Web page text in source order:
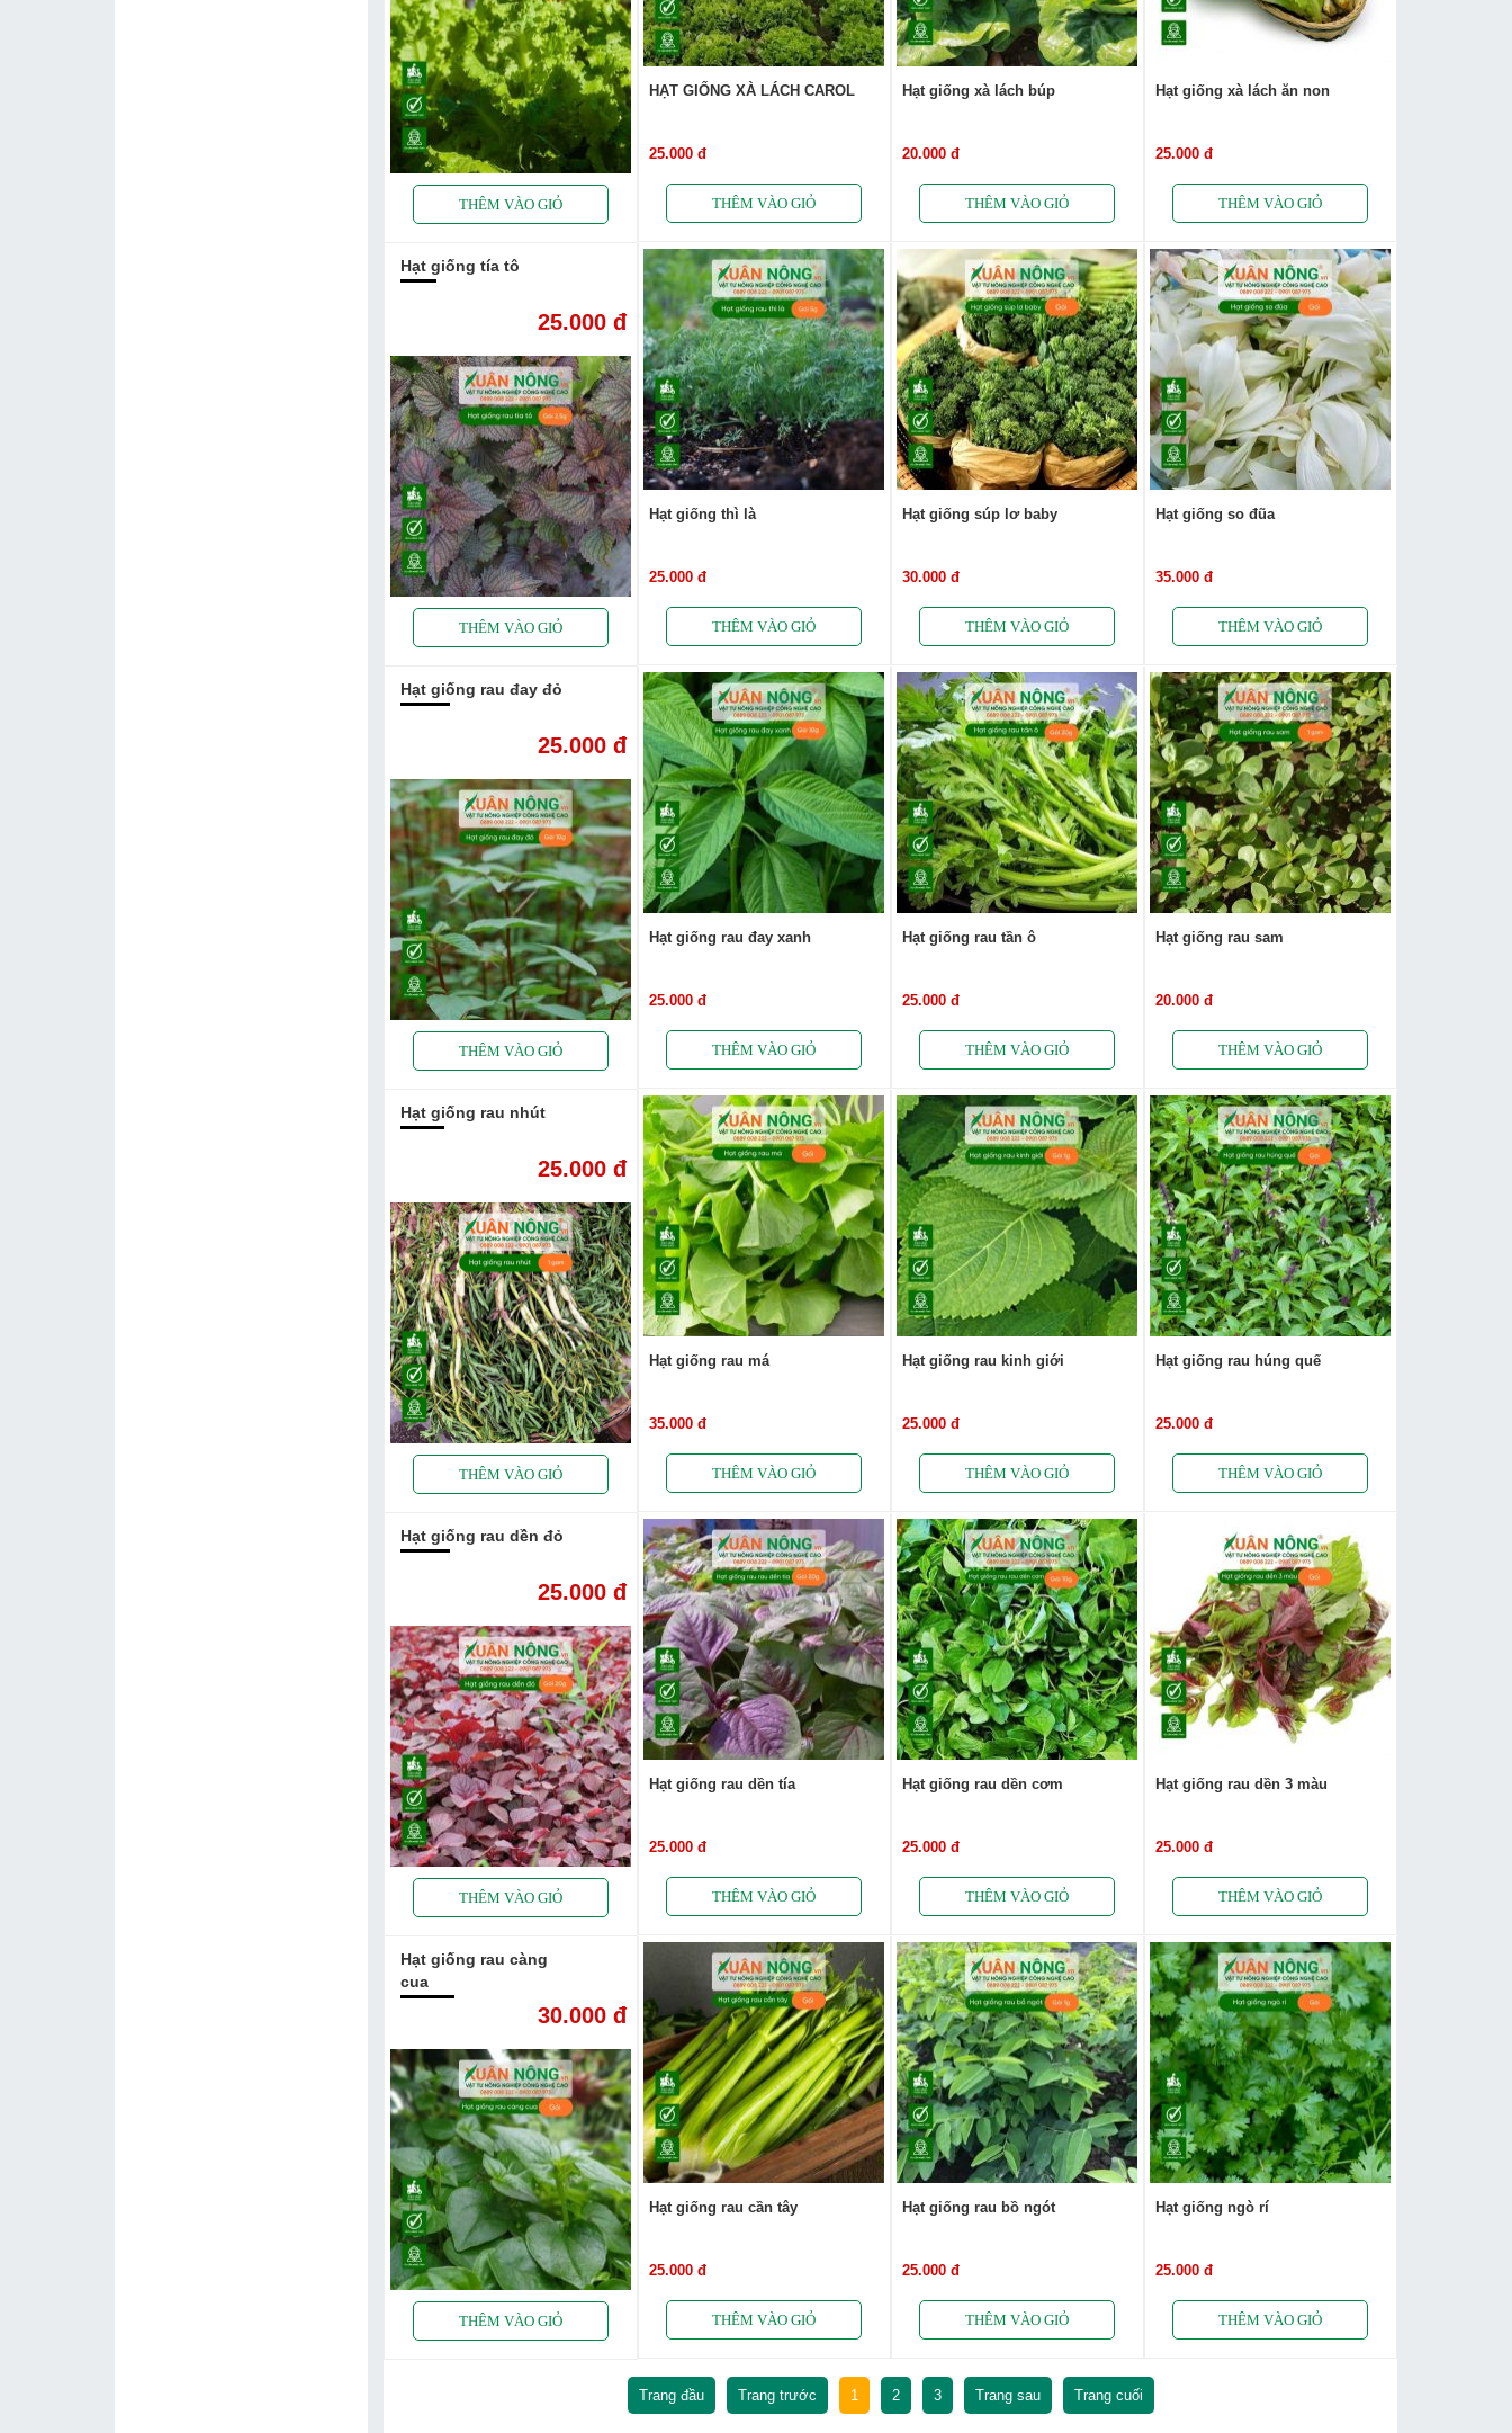
HẠT GIỐNG XÀ LÁCH CAROL
25.000 đ
Hạt giống xà lách búp
20.000 đ
Hạt giống xà lách ăn non
25.000 đ
Hạt giống tía tô
25.000 đ
Hạt giống thì là
25.000 đ
Hạt giống súp lơ baby
30.000 đ
Hạt giống so đũa
35.000 đ
Hạt giống rau đay đỏ
25.000 đ
Hạt giống rau đay xanh
25.000 đ
Hạt giống rau tần ô
25.000 đ
Hạt giống rau sam
20.000 đ
Hạt giống rau nhút
25.000 đ
Hạt giống rau má
35.000 đ
Hạt giống rau kinh giới
25.000 đ
Hạt giống rau húng quế
25.000 đ
Hạt giống rau dền đỏ
25.000 đ
Hạt giống rau dền tía
25.000 đ
Hạt giống rau dền cơm
25.000 đ
Hạt giống rau dền 3 màu
25.000 đ
Hạt giống rau càng
cua
30.000 đ
Hạt giống rau cần tây
25.000 đ
Hạt giống rau bồ ngót
25.000 đ
Hạt giống ngò rí
25.000 đ
Trang đầu Trang trước 1 2 3 Trang sau Trang cuối